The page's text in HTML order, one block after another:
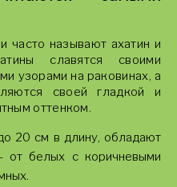
часто называют ахатин и
славятся своими
узорами на раковинах, а
своей гладкой и
оттенком.
20 см в длину, обладают
от белых с коричневыми